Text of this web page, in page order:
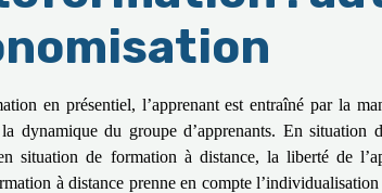
en présentiel, l’apprenant est entraîné par la
dynamique du groupe d’apprenants. En
situation de formation à distance, la liberté de
à distance prenne en compte